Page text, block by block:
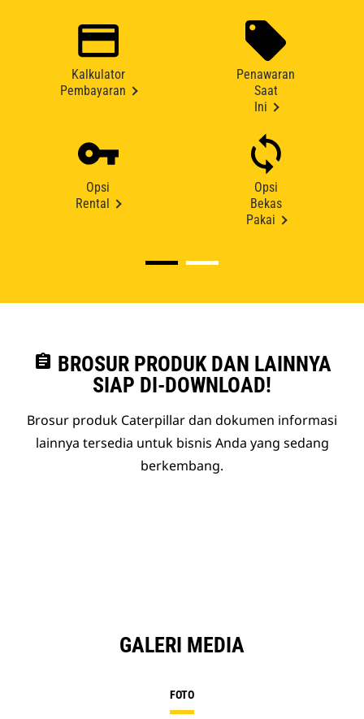
Kalkulator
Pembayaran
Penawaran
Saat
Ini
Opsi
Rental
Opsi
Bekas
Pakai
assignment BROSUR PRODUK DAN LAINNYA
SIAP DI-DOWNLOAD!
Brosur produk Caterpillar dan dokumen informasi
lainnya tersedia untuk bisnis Anda yang sedang
berkembang.
GALERI MEDIA
FOTO